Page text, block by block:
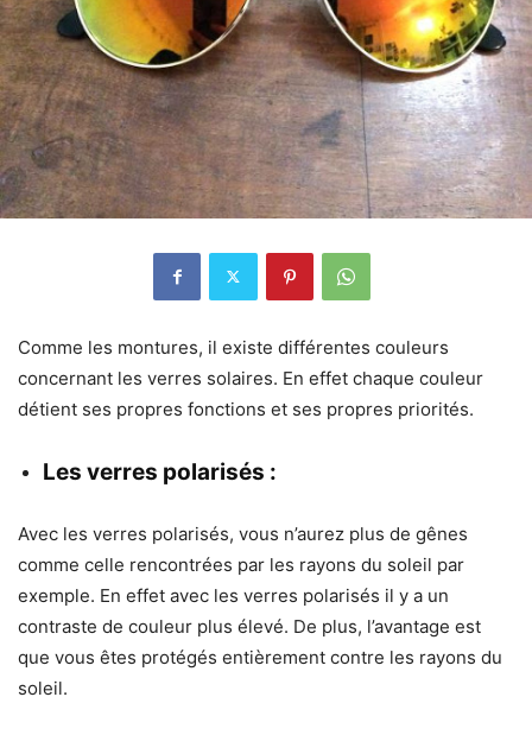
Comme les montures, il existe différentes couleurs
concernant les verres solaires. En effet chaque couleur
détient ses propres fonctions et ses propres priorités.
Les verres polarisés :
Avec les verres polarisés, vous n’aurez plus de gênes
comme celle rencontrées par les rayons du soleil par
exemple. En effet avec les verres polarisés il y a un
contraste de couleur plus élevé. De plus, l’avantage est
que vous êtes protégés entièrement contre les rayons du
soleil.